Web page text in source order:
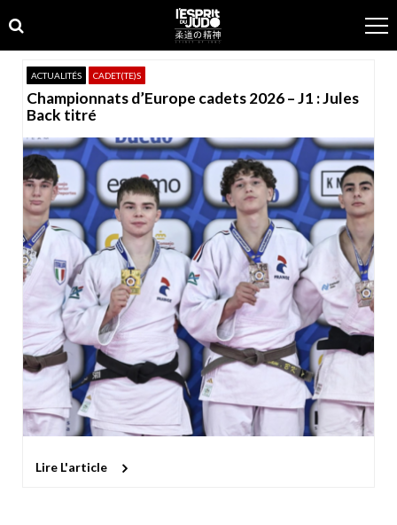
to
navigation
to
content
ACTUALITÉS CADET(TE)S
Championnats d’Europe cadets 2026 – J1 : Jules
Back titré
Lire L'article